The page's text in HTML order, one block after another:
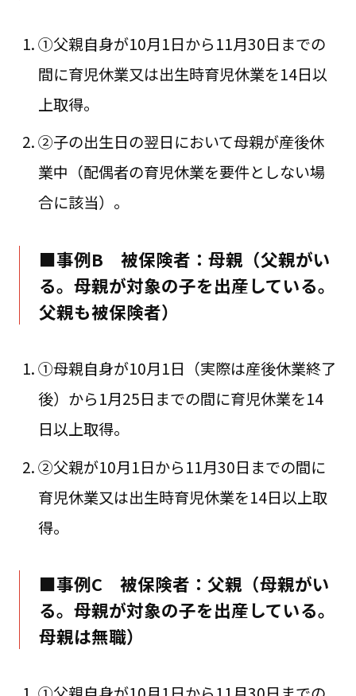
①父親自身が10月1日から11月30日までの
間に育児休業又は出生時育児休業を14日以
上取得。
②子の出生日の翌日において母親が産後休
業中（配偶者の育児休業を要件としない場
合に該当）。
■事例B 被保険者：母親（父親がい
る。母親が対象の子を出産している。
父親も被保険者）
①母親自身が10月1日（実際は産後休業終了
後）から1月25日までの間に育児休業を14
日以上取得。
②父親が10月1日から11月30日までの間に
育児休業又は出生時育児休業を14日以上取
得。
■事例C 被保険者：父親（母親がい
る。母親が対象の子を出産している。
母親は無職）